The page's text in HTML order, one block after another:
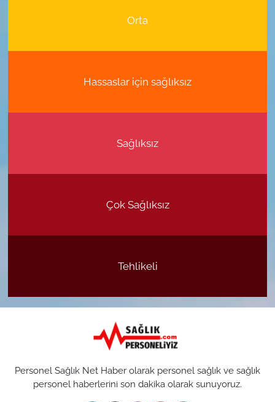
Orta
Hassaslar için sağlıksız
Sağlıksız
Çok Sağlıksız
Tehlikeli
Personel Sağlık Net Haber olarak personel sağlık ve sağlık
personel haberlerini son dakika olarak sunuyoruz.